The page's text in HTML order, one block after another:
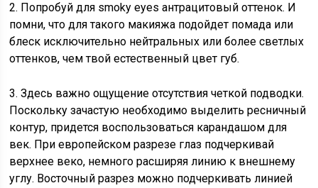
2. Попробуй для smoky eyes антрацитовый оттенок. И
помни, что для такого макияжа подойдет помада или
блеск исключительно нейтральных или более светлых
оттенков, чем твой естественный цвет губ.
3. Здесь важно ощущение отсутствия четкой подводки.
Поскольку зачастую необходимо выделить ресничный
контур, придется воспользоваться карандашом для
век. При европейском разрезе глаз подчеркивай
верхнее веко, немного расширяя линию к внешнему
углу. Восточный разрез можно подчеркивать линией